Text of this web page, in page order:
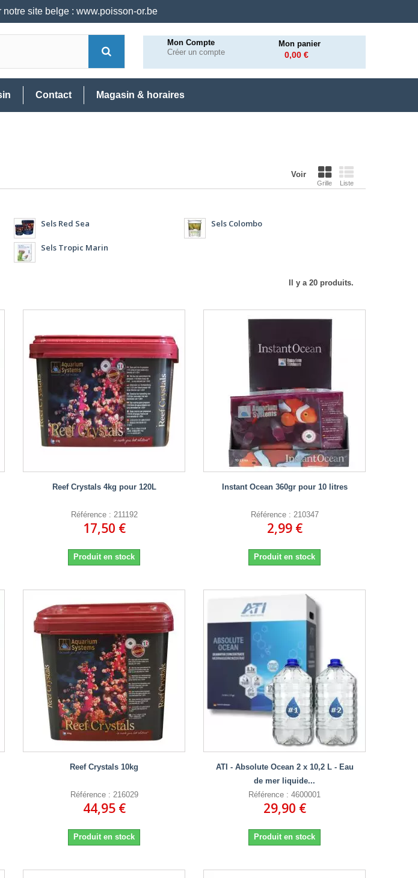
site belge : www.poisson-or.be
Mon Compte
Créer un compte
Mon panier
0,00 €
Contact Magasin & horaires
Voir
Grille Liste
Sels Red Sea Sels Colombo
Sels Tropic Marin
Il y a 20 produits.
Reef Crystals 4kg pour 120L
Référence : 211192
17,50 €
Produit en stock
Instant Ocean 360gr pour 10 litres
Référence : 210347
2,99 €
Produit en stock
Reef Crystals 10kg
Référence : 216029
44,95 €
Produit en stock
ATI - Absolute Ocean 2 x 10,2 L - Eau
de mer liquide...
Référence : 4600001
29,90 €
Produit en stock